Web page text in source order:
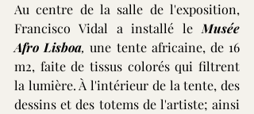
Au centre de la salle de l'exposition,
Francisco Vidal a installé le Musée
Afro Lisboa, une tente africaine, de 16
m2, faite de tissus colorés qui filtrent
la lumière. À l'intérieur de la tente, des
dessins et des totems de l'artiste; ainsi